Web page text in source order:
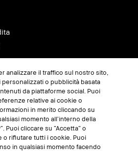
analizzare il traffico sul nostro sito,
o pubblicità basata
da piattaforme social. Puoi
relative ai cookie o
in merito cliccando su
momento all’interno della
Puoi cliccare su “Accetta” o
o rifiutare tutti i cookie. Puoi
in qualsiasi momento facendo